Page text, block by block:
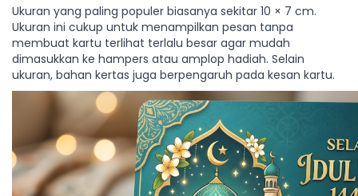
Ukuran yang paling populer biasanya sekitar 10 × 7 cm.
Ukuran ini cukup untuk menampilkan pesan tanpa
membuat kartu terlihat terlalu besar agar mudah
dimasukkan ke hampers atau amplop hadiah. Selain
ukuran, bahan kertas juga berpengaruh pada kesan kartu.